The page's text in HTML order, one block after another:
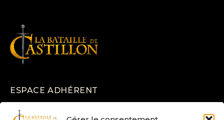
ESPACE ADHÉRENT
CGV